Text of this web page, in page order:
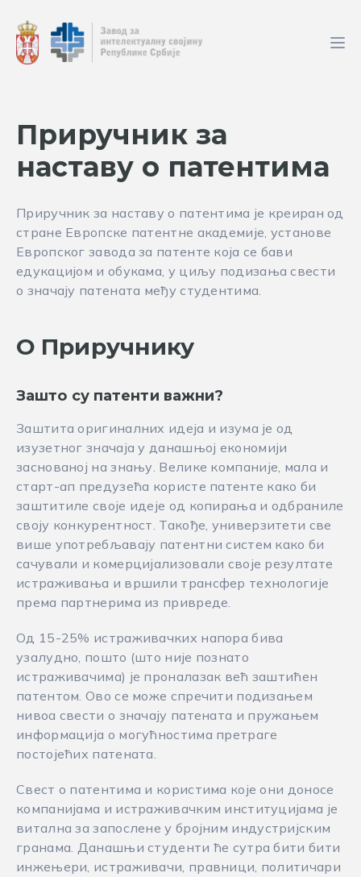
Приручник за
наставу о патентима
Приручник за наставу о патентима је креиран од
стране Европске патентне академије, установе
Европског завода за патенте која се бави
едукацијом и обукама, у циљу подизања свести
о значају патената међу студентима.
О Приручнику
Зашто су патенти важни?
Заштита оригиналних идеја и изума је од
изузетног значаја у данашњој економији
заснованој на знању. Велике компаније, мала и
старт-ап предузећа користе патенте како би
заштитиле своје идеје од копирања и одбраниле
своју конкурентност. Такође, универзитети све
више употребљавају патентни систем како би
сачували и комерцијализовали своје резултате
истраживања и вршили трансфер технологије
према партнерима из привреде.
Од 15-25% истраживачких напора бива
узалудно, пошто (што није познато
истраживачима) је проналазак већ заштићен
патентом. Ово се може спречити подизањем
нивоа свести о значају патената и пружањем
информација о могућностима претраге
постојећих патената.
Свест о патентима и користима које они доносе
компанијама и истраживачким институцијама је
витална за запослене у бројним индустријским
гранама. Данашњи студенти ће сутра бити бити
инжењери, истраживачи, правници, политичари